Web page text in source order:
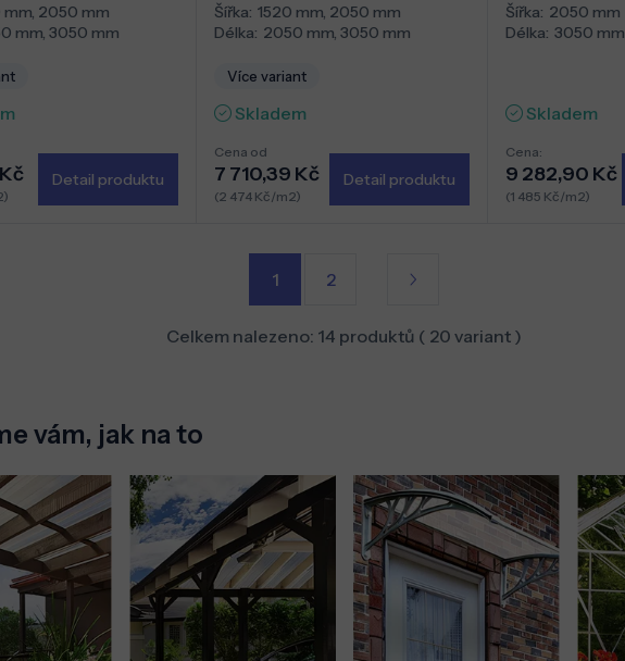
mm, 2050 mm
mm, 3050 mm
Detail produktu
Šířka: 1520 mm, 2050 mm
Délka: 2050 mm, 3050 mm
Více variant
Skladem
Cena od
7 710,39 Kč
(2 474 Kč/m2)
Detail produktu
Šířka: 2050 mm
Délka: 3050 mm
Skladem
Cena:
9 282,90 Kč
(1 485 Kč/m2)
1 2
Celkem nalezeno: 14 produktů ( 20 variant )
vám, jak na to